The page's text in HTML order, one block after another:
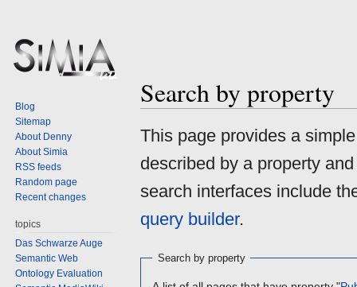
Search by property
Jump
navigation
Jump
search
This page provides a
described by a property
search interfaces include
query builder.
Search by property
Blog
Sitemap
About Denny
About Simia
RSS feeds
Random page
Recent changes
topics
Das Schwarze Auge
Semantic Web
Ontology Evaluation